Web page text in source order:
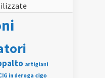
artigiani
in deroga cigo